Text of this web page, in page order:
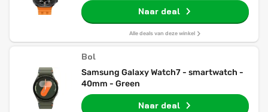
Naar deal
Alle deals van deze winkel
Bol
Samsung Galaxy Watch7 - smartwatch -
40mm - Green
Naar deal